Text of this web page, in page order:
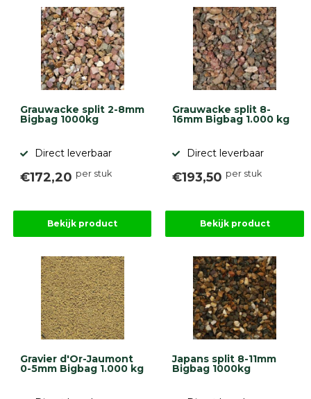
Grauwacke split 2-8mm
Bigbag 1000kg
Direct leverbaar
€172,20 per stuk
Bekijk product
Grauwacke split 8-
16mm Bigbag 1.000 kg
Direct leverbaar
€193,50 per stuk
Bekijk product
Gravier d'Or-Jaumont
0-5mm Bigbag 1.000 kg
Japans split 8-11mm
Bigbag 1000kg